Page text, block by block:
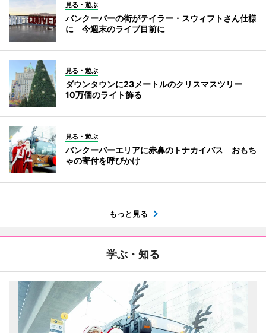
見る・遊ぶ
バンクーバーの街がテイラー・スウィフトさん仕様
に 今週末のライブ目前に
見る・遊ぶ
ダウンタウンに23メートルのクリスマスツリー
10万個のライト飾る
見る・遊ぶ
バンクーバーエリアに赤鼻のトナカイバス おもち
ゃの寄付を呼びかけ
もっと見る
学ぶ・知る